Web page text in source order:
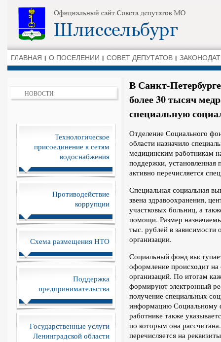
ГЛАВНАЯ О ПОСЕЛЕНИИ СОВЕТ ДЕПУТАТОВ
НОВОСТИ
Технологическое
присоединение к сетям
водоснабжения
Противодействие
коррупции
Схема размещения НТО
Поддержка
предпринимательства
Государственные услуги
Ленинградской области
В Санкт-
более 30 тысяч
специальную
Отделение Социального
области назначило
медицинским работникам
поддержки, установленная
активно перечисляется
Специальная социальная
звена здравоохранения,
участковых больниц, а
помощи. Размер
тыс. рублей в зависимости
организации.
Социальный фонд
оформление происходит
организаций. По итогам
формируют электронный
получение специальных
информацию Социальному
работнике также
по которым она
перечисляется на